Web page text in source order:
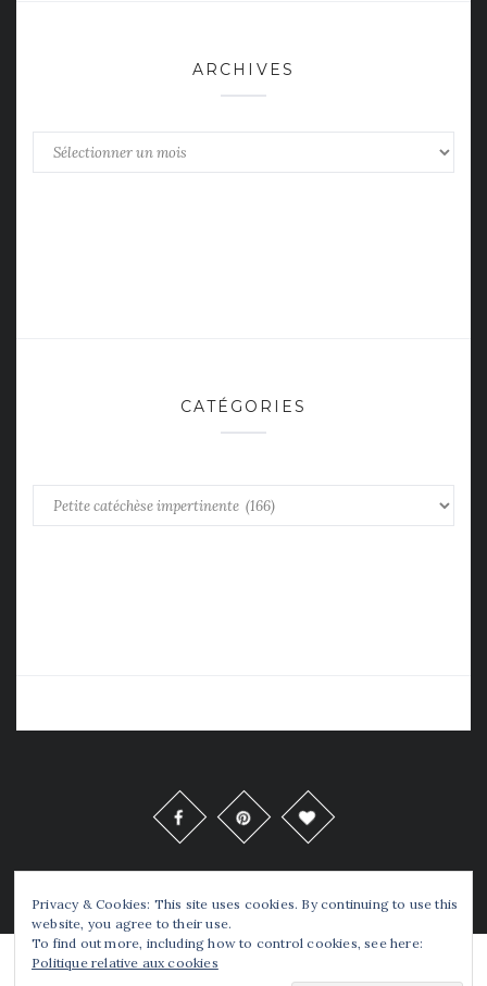
ARCHIVES
Archives
CATÉGORIES
Catégories
Privacy & Cookies: This site uses cookies. By continuing to use this
website, you agree to their use.
To find out more, including how to control cookies, see here:
Politique relative aux cookies